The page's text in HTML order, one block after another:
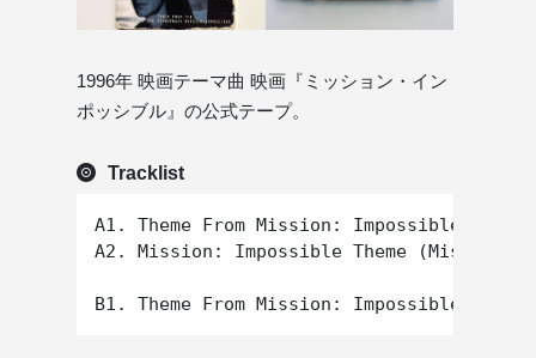
1996年 映画テーマ曲 映画『ミッション・イン
ポッシブル』の公式テープ。
Tracklist
A1. Theme From Mission: Impossible
A2. Mission: Impossible Theme (Mission